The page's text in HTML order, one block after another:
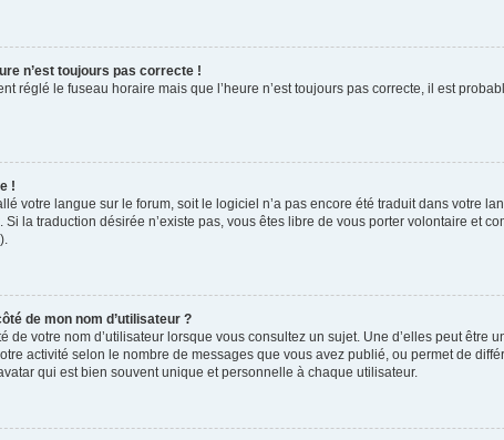
n’est toujours pas correcte !
réglé le fuseau horaire mais que l’heure n’est toujours pas correcte, il est
!
votre langue sur le forum, soit le logiciel n’a pas encore été traduit dans votre
la traduction désirée n’existe pas, vous êtes libre de vous porter volontaire et
de mon nom d’utilisateur ?
de votre nom d’utilisateur lorsque vous consultez un sujet. Une d’elles peut
activité selon le nombre de messages que vous avez publié, ou permet de
qui est bien souvent unique et personnelle à chaque utilisateur.